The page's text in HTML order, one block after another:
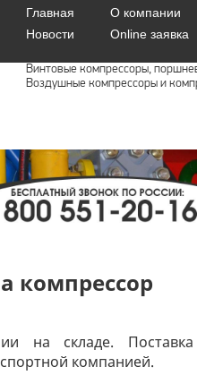
Главная
О компании
Новости
Online заявка
Винтовые компрессоры,
Воздушные компрессоры и
компрессор
на складе. Поставка
компанией.